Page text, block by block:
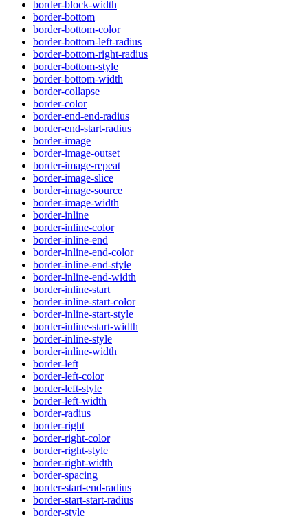
border-block-width
border-bottom
border-bottom-color
border-bottom-left-radius
border-bottom-right-radius
border-bottom-style
border-bottom-width
border-collapse
border-color
border-end-end-radius
border-end-start-radius
border-image
border-image-outset
border-image-repeat
border-image-slice
border-image-source
border-image-width
border-inline
border-inline-color
border-inline-end
border-inline-end-color
border-inline-end-style
border-inline-end-width
border-inline-start
border-inline-start-color
border-inline-start-style
border-inline-start-width
border-inline-style
border-inline-width
border-left
border-left-color
border-left-style
border-left-width
border-radius
border-right
border-right-color
border-right-style
border-right-width
border-spacing
border-start-end-radius
border-start-start-radius
border-style